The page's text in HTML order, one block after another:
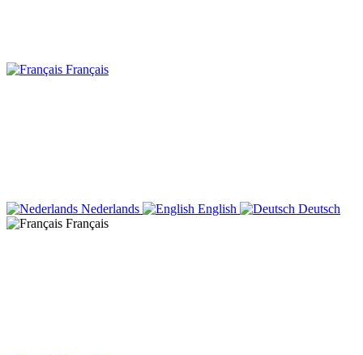
Français
Nederlands English
Deutsch
Français